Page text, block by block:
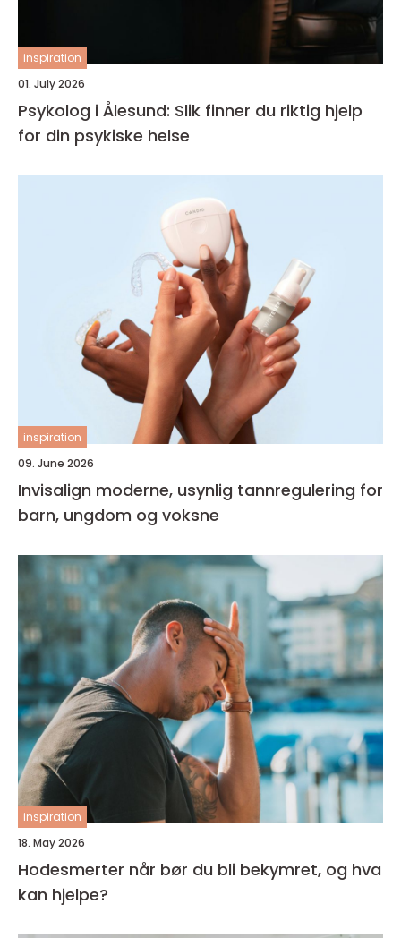
inspiration
01. July 2026
Psykolog i Ålesund: Slik finner du riktig hjelp
for din psykiske helse
inspiration
09. June 2026
Invisalign moderne, usynlig tannregulering for
barn, ungdom og voksne
inspiration
18. May 2026
Hodesmerter når bør du bli bekymret, og hva
kan hjelpe?